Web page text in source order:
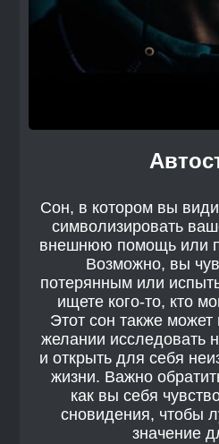
Сон, в котором вы
символизировать
внешнюю помощь или
Возможно, вы
потерянным или
ищете кого-то, кто
Этот сон также
желании исследовать
и открыть для себя
жизни. Важно
как вы себя
сновидения, чтобы
значение